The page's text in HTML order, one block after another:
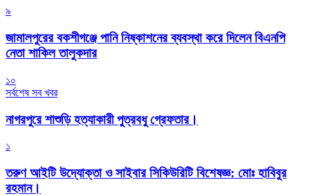
৯
জামালপুরের বকশীগঞ্জে পানি নিষ্কাশনের ব্যবস্থা করে দিলেন বিএনপি
নেতা শাকিল তালুকদার
১০
সর্বশেষ সব খবর
নাগরপুরে শাশুড়ি হত্যাকারী পুত্রবধু গ্রেফতার।
১
তরুণ আইটি উদ্যোক্তা ও সাইবার সিকিউরিটি বিশেষজ্ঞ: মোঃ হাবিবুর
রহমান।